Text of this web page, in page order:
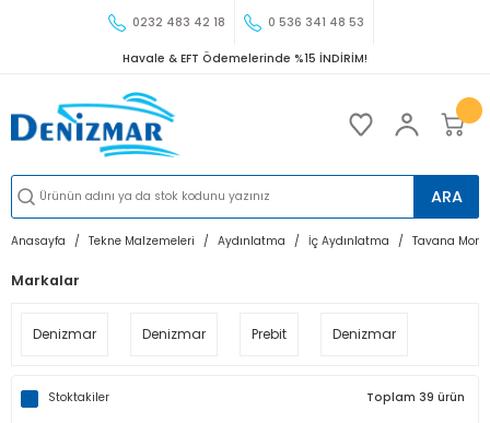
0232 483 42 18 0 536 341 48 53
Havale & EFT Ödemelerinde %15 İNDİRİM!
ARA
Anasayfa Tekne Malzemeleri Aydınlatma İç Aydınlatma Tavana
Markalar
Denizmar Denizmar Prebit Denizmar
Stoktakiler Toplam 39 ürün